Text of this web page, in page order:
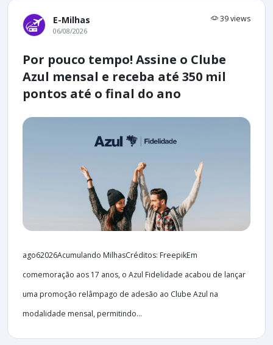
E-Milhas 39 views
06/08/2026
Por pouco tempo! Assine o Clube
Azul mensal e receba até 350 mil
pontos até o final do ano
ago62026Acumulando MilhasCréditos: FreepikEm
comemoração aos 17 anos, o Azul Fidelidade acabou de lançar
uma promoção relâmpago de adesão ao Clube Azul na
modalidade mensal, permitindo...